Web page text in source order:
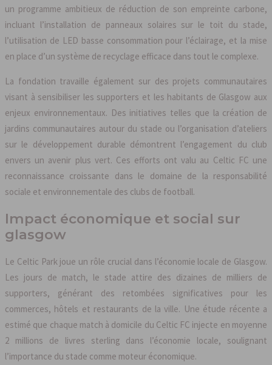
un programme ambitieux de réduction de son empreinte carbone,
incluant l’installation de panneaux solaires sur le toit du stade,
l’utilisation de LED basse consommation pour l’éclairage, et la mise
en place d’un système de recyclage efficace dans tout le complexe.
La fondation travaille également sur des projets communautaires
visant à sensibiliser les supporters et les habitants de Glasgow aux
enjeux environnementaux. Des initiatives telles que la création de
jardins communautaires autour du stade ou l’organisation d’ateliers
sur le développement durable démontrent l’engagement du club
envers un avenir plus vert. Ces efforts ont valu au Celtic FC une
reconnaissance croissante dans le domaine de la responsabilité
sociale et environnementale des clubs de football.
Impact économique et social sur
glasgow
Le Celtic Park joue un rôle crucial dans l’économie locale de Glasgow.
Les jours de match, le stade attire des dizaines de milliers de
supporters, générant des retombées significatives pour les
commerces, hôtels et restaurants de la ville. Une étude récente a
estimé que chaque match à domicile du Celtic FC injecte en moyenne
2 millions de livres sterling dans l’économie locale, soulignant
l’importance du stade comme moteur économique.